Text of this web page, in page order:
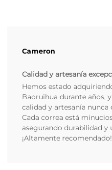
Cameron
Calidad y artesanía
Hemos estado
Baoruihua durante años,
calidad y artesanía nunca
Cada correa está
asegurando durabilidad y
¡Altamente recomendado!